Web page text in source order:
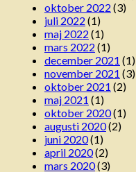
oktober 2022 (3)
juli 2022 (1)
maj 2022 (1)
mars 2022 (1)
december 2021 (1)
november 2021 (3)
oktober 2021 (2)
maj 2021 (1)
oktober 2020(1)
augusti 2020(2)
juni 2020(1)
april 2020(2)
mars 2020(3)